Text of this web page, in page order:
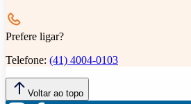
Prefere ligar?
Telefone: (41) 4004-0103
Voltar ao topo